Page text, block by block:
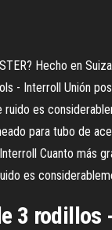
Hecho en
- Interroll Unión
ruido es
para tubo de
Cuanto más
es
3